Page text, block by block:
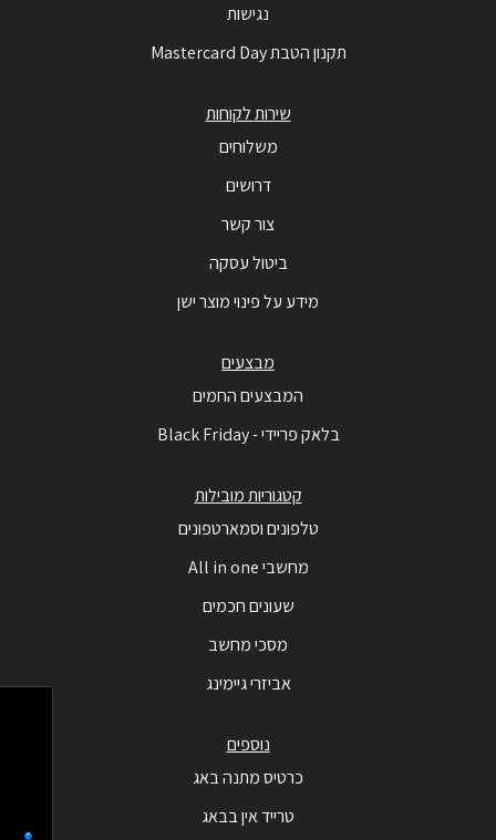
נגישות
תקנון הטבת Mastercard Day
שירות לקוחות
משלוחים
דרושים
צור קשר
ביטול עסקה
מידע על פינוי מוצר ישן
מבצעים
המבצעים החמים
בלאק פריידי - Black Friday
קטגוריות מובילות
טלפונים וסמארטפונים
מחשבי All in one
שעונים חכמים
מסכי מחשב
אביזרי גיימינג
נוספים
כרטיס מתנה באג
טרייד אין בבאג